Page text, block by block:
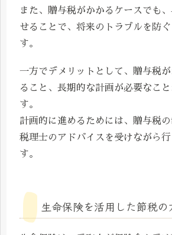
また、贈与税がかかるケースでも
せることで、将来のトラブルを防
す。
一方でデメリットとして、贈与税
ること、長期的な計画が必要なこ
す。
計画的に進めるためには、贈与税の
税理士のアドバイスを受けながら
す。
生命保険を活用した節税の